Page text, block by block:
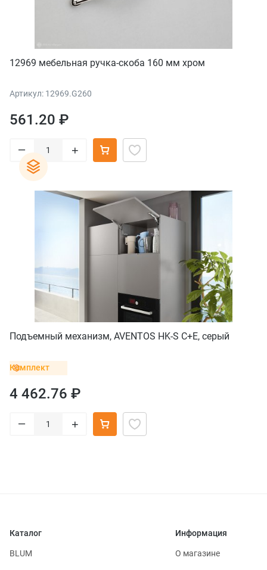
12969 мебельная ручка-скоба 160 мм хром
Артикул: 12969.G260
561.20 ₽
– +
Подъемный механизм, AVENTOS HK-S C+E, серый
Комплект
4 462.76 ₽
– +
Каталог
BLUM
Информация
О магазине